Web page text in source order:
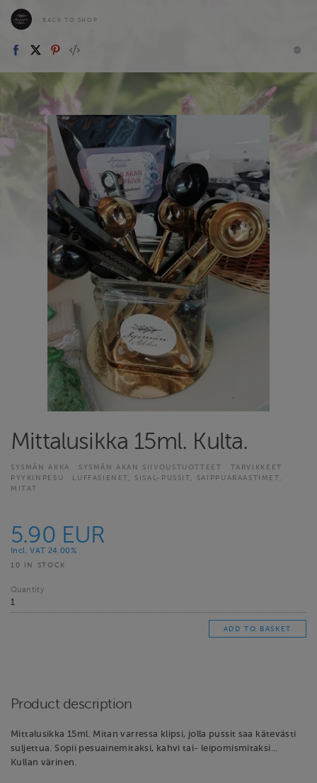
BACK TO SHOP
Mittalusikka 15ml. Kulta.
SYSMÄN AKKA SYSMÄN AKAN SIIVOUSTUOTTEET
TARVIKKEET
PYYKINPESU
LUFFASIENET, SISAL-PUSSIT, SAIPPUARAASTIMET,
MITAT
5.90 EUR
Incl. VAT 24.00%
10 IN STOCK
Quantity
Product description
Mittalusikka 15ml. Mitan varressa klipsi, jolla pussit saa kätevästi
suljettua. Sopii pesuainemitaksi, kahvi tai- leipomismitaksi...
Kullan värinen.